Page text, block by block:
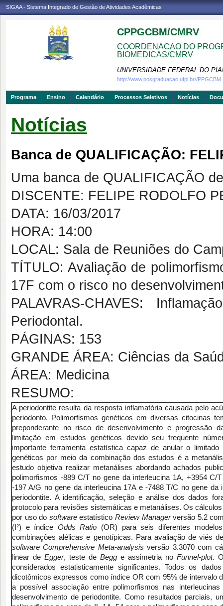
SIGAA - Sistema Integrado de Gestão de Atividades Acadêmicas
CPPGCBM/CMRV
COORDENACAO DO
BIOMEDICAS/CMRV
UNIVERSIDADE FEDERAL DO
http://www.posgraduacao.ufpi.br//PPGCBM
Programa Ensino Calendário Processos Seletivos Notícias
Notícias
Banca de QUALIFICAÇÃO:
Uma banca de QUALIFICAÇÃO
DISCENTE: FELIPE RODOLFO
DATA: 16/03/2017
HORA: 14:00
LOCAL: Sala de Reuniões do
TÍTULO: Avaliação de
17F com o risco no
PALAVRAS-CHAVES:
Periodontal.
PÁGINAS: 153
GRANDE ÁREA: Ciências da
ÁREA: Medicina
RESUMO:
A periodontite resulta da resposta inflamatória causada pelo
periodonto. Polimorfismos genéticos em diversas citocinas
preponderante no risco de desenvolvimento e progressão
limitação em estudos genéticos devido seu frequente
importante ferramenta estatística capaz de anular o
genéticos por meio da combinação dos estudos é a
estudo objetiva realizar metanálises abordando achados
polimorfismos -889 C/T no gene da interleucina 1A, +3954 C/
-197 A/G no gene da interleucina 17A e -7488 T/C no gene da
periodontite. A identificação, seleção e análise dos dados
protocolo para revisões sistemáticas e metanálises. Os
por uso do softwareestatístico Review Managerversão 5.2
(I²) e índice Odds Ratio (OR) para seis diferentes
combinações alélicas e genotípicas. Para avaliação de viés
software Comprehensive Meta-analysis versão 3.3070 com
linear de Egger, teste de Begg e assimetria no Funnel-plot.
considerados estatisticamente significantes. Todos os
dicotômicos expressos como índice OR com 95% de intervalo
a possível associação entre polimorfismos nas
desenvolvimento de periodontite. Como resultados parciais,